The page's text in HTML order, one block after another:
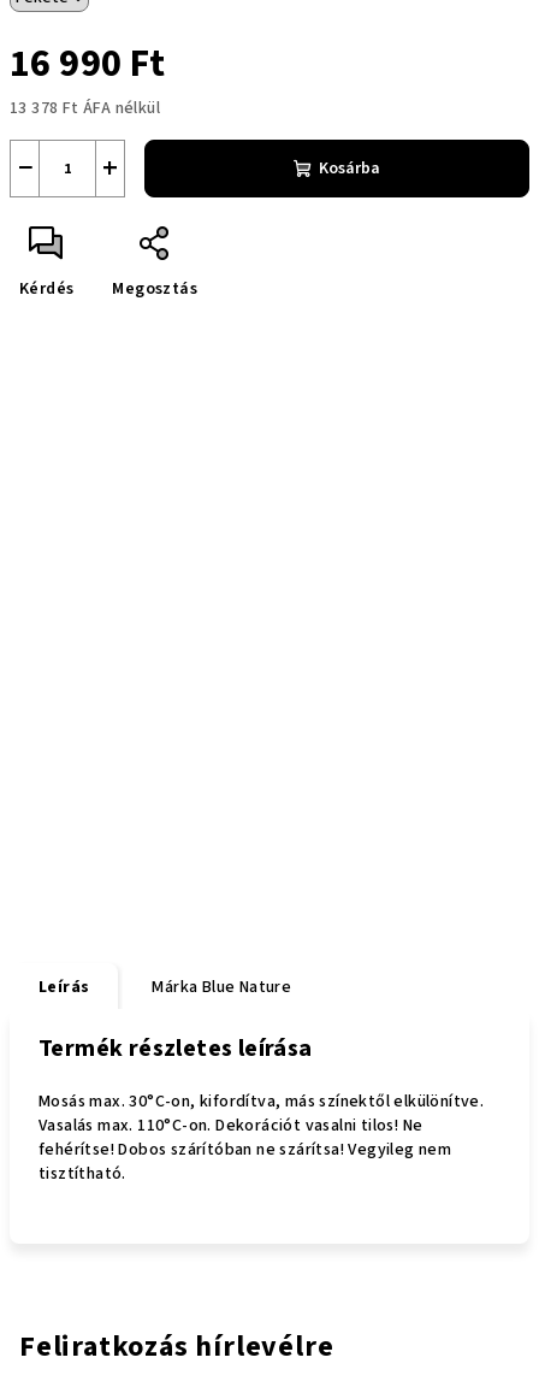
16 990 Ft
13 378 Ft ÁFA nélkül
+
− Kosárba
Kérdés Megosztás
Leírás Márka Blue Nature
Termék részletes leírása
Mosás max. 30°C-on, kifordítva, más színektől elkülönítve.
Vasalás max. 110°C-on. Dekorációt vasalni tilos! Ne
fehérítse! Dobos szárítóban ne szárítsa! Vegyileg nem
tisztítható.
Feliratkozás hírlevélre